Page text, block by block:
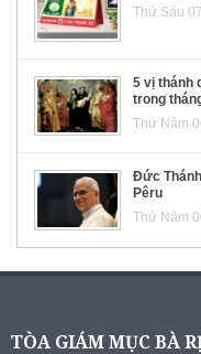
Thứ Sáu
5 vị thánh
trong
Thứ Năm
Đức
Pêru
Thứ Năm
TÒA GIÁM MỤC BÀ